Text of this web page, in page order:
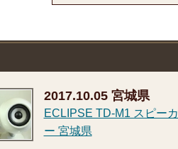
2017.10.05 宮城県
ECLIPSE TD-M1 スピーカ
ー 宮城県